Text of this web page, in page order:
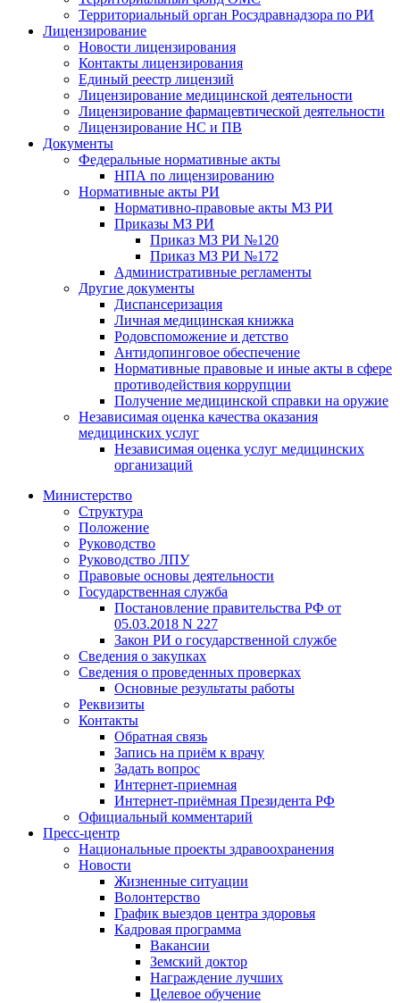
Территориальный орган Росздравнадзора по РИ
Лицензирование
Новости лицензирования
Контакты лицензирования
Единый реестр лицензий
Лицензирование медицинской деятельности
Лицензирование фармацевтической деятельности
Лицензирование НС и ПВ
Документы
Федеральные нормативные акты
НПА по лицензированию
Нормативные акты РИ
Нормативно-правовые акты МЗ РИ
Приказы МЗ РИ
Приказ МЗ РИ №120
Приказ МЗ РИ №172
Административные регламенты
Другие документы
Диспансеризация
Личная медицинская книжка
Родовспоможение и детство
Антидопинговое обеспечение
Нормативные правовые и иные акты в сфере
противодействия коррупции
Получение медицинской справки на оружие
Независимая оценка качества оказания
медицинских услуг
Независимая оценка услуг медицинскиx
организаций
Министерство
Структура
Положение
Руководство
Руководство ЛПУ
Правовые основы деятельности
Государственная служба
Постановление правительства РФ от
05.03.2018 N 227
Закон РИ о государственной службе
Сведения о закупках
Сведения о проведенных проверках
Основные результаты работы
Реквизиты
Контакты
Обратная связь
Запись на приём к врачу
Задать вопрос
Интернет-приемная
Интернет-приёмная Президента РФ
Официальный комментарий
Пресс-центр
Национальные проекты здравоохранения
Новости
Жизненные ситуации
Волонтерство
График выездов центра здоровья
Кадровая программа
Вакансии
Земский доктор
Награждение лучших
Целевое обучение